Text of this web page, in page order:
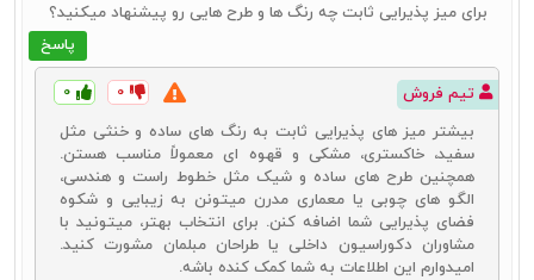
پاسخ
برای میز پذیرایی ثابت چه رنگ‌ ها و طرح‌ هایی ر‌و پیشنهاد میکنید؟
تیم فروش ۰ ۰
بیشتر میز های پذیرایی ثابت به رنگ‌ های ساده و خنثی مثل
سفید، خاکستری، مشکی و قهوه‌ ای معمولاً مناسب هستن.
همچنین طرح ‌های ساده و شیک مثل خطوط راست و هندسی،
الگو های چوبی یا معماری مدرن میتونن به زیبایی و شکوه
فضای پذیرایی شما اضافه کنن. برای انتخاب بهتر، میتونید با
مشاوران دکوراسیون داخلی یا طراحان مبلمان مشورت کنید.
امیدوارم این اطلاعات به شما کمک کنده باشه.